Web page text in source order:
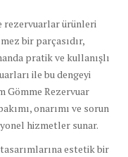
rezervuarlar ürünleri
bir parçasıdır,
pratik ve kullanışlı
ile bu dengeyi
Gömme Rezervuar
onarımı ve sorun
hizmetler sunar.
estetik bir